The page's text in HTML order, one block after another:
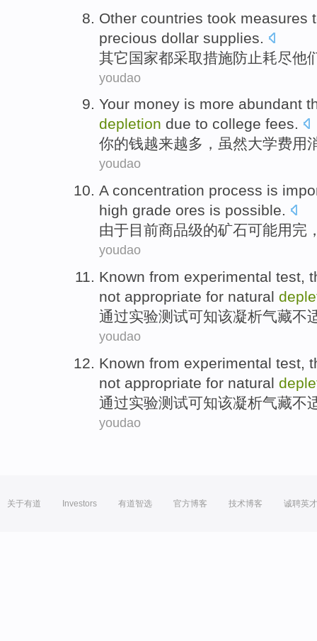
Other countries took measures
precious dollar supplies
其它 国家都采取措施防止耗尽他
youdao
Your money is more abundant
depletion due to college fees.
你的钱越来越多 ， 虽然大学费用
youdao
A concentration process is
high grade ores is possible.
由于目前商品级的矿石可能用完
youdao
Known from experimental test,
not appropriate for natural
通过实验测试可知该凝析气藏不
youdao
Known from experimental test,
not appropriate for natural
通过实验测试可知该凝析气藏不
youdao
关于有道 Investors 有道智选 官方博客 技术博客 诚聘英才